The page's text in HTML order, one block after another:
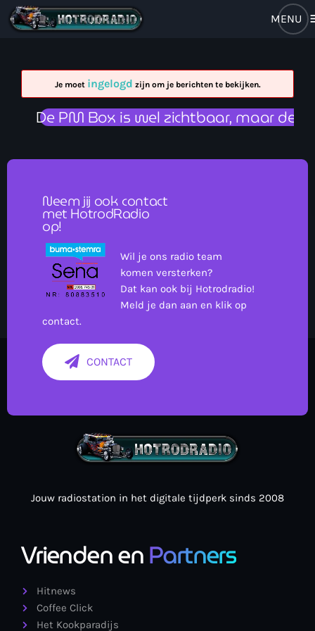
open_in_new RADIO POPUP
Forum
Programma
Stem Op Ons
Muziek Nieuws
Webcam
Verzoekjes
PM Box
WAAR LUISTER JE NU NAAR
Je moet ingelogd zijn om je berichten te bekijken.
De PM Box is wel zichtbaar, maar
Neem jij ook contact
met HotrodRadio
op!
Wil je ons radio team
komen versterken?
Dat kan ook bij Hotrodradio!
Meld je dan aan en klik op
contact.
CONTACT
Jouw radiostation in het digitale tijdperk sinds 2008
Vrienden enPartners
Hitnews
Coffee Click
Het Kookparadijs